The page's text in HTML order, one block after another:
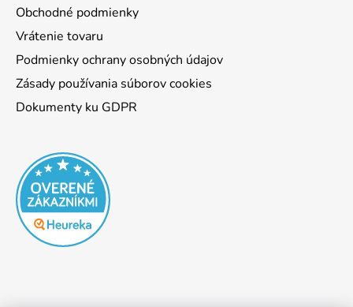
Obchodné podmienky
Vrátenie tovaru
Podmienky ochrany osobných údajov
Zásady používania súborov cookies
Dokumenty ku GDPR